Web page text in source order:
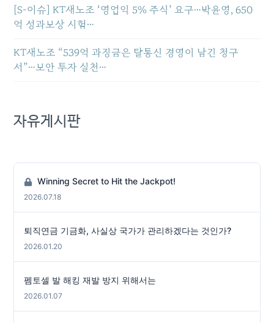
[S-이슈] KT새노조 ‘영업익 5% 주식’ 요구…박윤영, 650
억 성과보상 시험…
KT새노조 “539억 과징금은 탈통신 경영이 남긴 청구
서”…보안 투자 실천…
자유게시판
Winning Secret to Hit the Jackpot!
2026.07.18
퇴직연금 기금화, 사실상 국가가 관리하겠다는 것인가?
2026.01.20
펨토셀 발 해킹 재발 방지 위해서는
2026.01.07